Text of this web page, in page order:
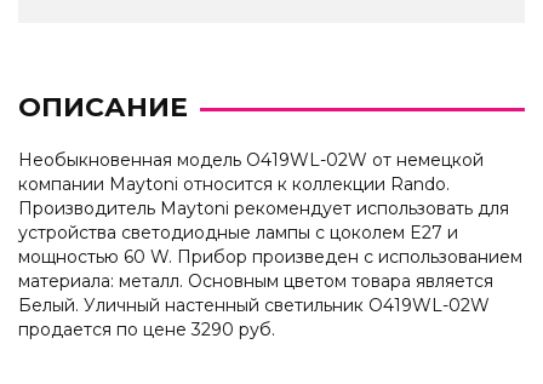
ОПИСАНИЕ
Необыкновенная модель O419WL-02W от немецкой
компании Maytoni относится к коллекции Rando.
Производитель Maytoni рекомендует использовать для
устройства светодиодные лампы с цоколем E27 и
мощностью 60 W. Прибор произведен с использованием
материала: металл. Основным цветом товара является
Белый. Уличный настенный светильник O419WL-02W
продается по цене 3290 руб.